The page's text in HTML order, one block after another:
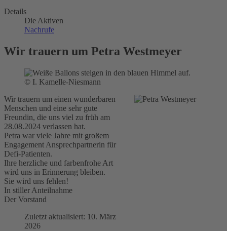
Details
Die Aktiven
Nachrufe
Wir trauern um Petra Westmeyer
© I. Kamelle-Niesmann
Wir trauern um einen wunderbaren
Menschen und eine sehr gute
Freundin, die uns viel zu früh am
28.08.2024 verlassen hat.
Petra war viele Jahre mit großem
Engagement Ansprechpartnerin für
Defi-Patienten.
Ihre herzliche und farbenfrohe Art
wird uns in Erinnerung bleiben.
Sie wird uns fehlen!
In stiller Anteilnahme
Der Vorstand
Zuletzt aktualisiert: 10. März
2026